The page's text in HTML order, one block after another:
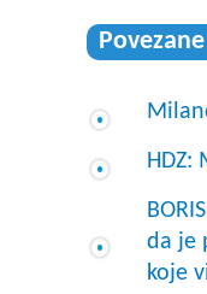
HDZ:
da je
koje